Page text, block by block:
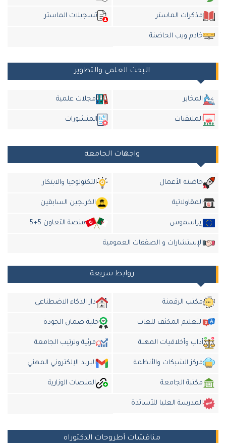
مذكرات الماستر تسجيلات الماستر
خادم ويب الحاضنة
البحث العلمي والتطوير
المخابر مجلات علمية
الملتقيات المنشورات
واجهات الجامعة
حاضنة الأعمال التكنولوجيا والابتكار
المقاولاتية الخريجين السابقين
إيراسموس منصة التعاون 5+5
الإستشارات و الصفقات العمومية
روابط سريعة
مكتب الرقمنة دار الذكاء الاضطناعي
التعليم المكثف للغات خلية ضمان الجودة
أداب وأخلاقيات المهنة مرئية وترتيب الجامعة
مركز الشبكات والأنظمة البريد الإلكتروني المهني
مكتبة الجامعة المنصات الوزارية
المدرسة العليا للأساتذة
مناقشات أطروحات الدكتوراه